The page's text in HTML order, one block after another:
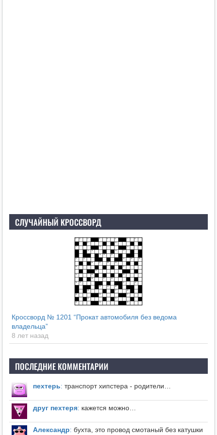
СЛУЧАЙНЫЙ КРОССВОРД
Кроссворд № 1201 “Прокат автомобиля без ведома
владельца”
8 лет назад
ПОСЛЕДНИЕ КОММЕНТАРИИ
пехтерь: транспорт хипстера - родители…
друг пехтеря: кажется можно…
Александр: бухта, это провод смотаный без катушки